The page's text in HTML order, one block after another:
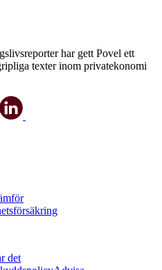
har gett Povel ett
texter inom privatekonomi
det